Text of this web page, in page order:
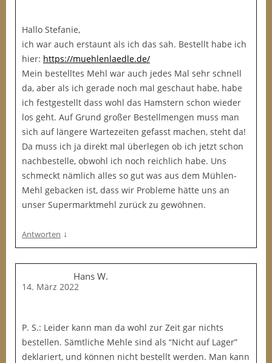
Hallo Stefanie,
ich war auch erstaunt als ich das sah. Bestellt habe ich
hier: https://muehlenlaedle.de/
Mein bestelltes Mehl war auch jedes Mal sehr schnell
da, aber als ich gerade noch mal geschaut habe, habe
ich festgestellt dass wohl das Hamstern schon wieder
los geht. Auf Grund großer Bestellmengen muss man
sich auf längere Wartezeiten gefasst machen, steht da!
Da muss ich ja direkt mal überlegen ob ich jetzt schon
nachbestelle, obwohl ich noch reichlich habe. Uns
schmeckt nämlich alles so gut was aus dem Mühlen-
Mehl gebacken ist, dass wir Probleme hätte uns an
unser Supermarktmehl zurück zu gewöhnen.
Antworten ↓
Hans W.
14. März 2022
P. S.: Leider kann man da wohl zur Zeit gar nichts
bestellen. Sämtliche Mehle sind als “Nicht auf Lager”
deklariert, und können nicht bestellt werden. Man kann